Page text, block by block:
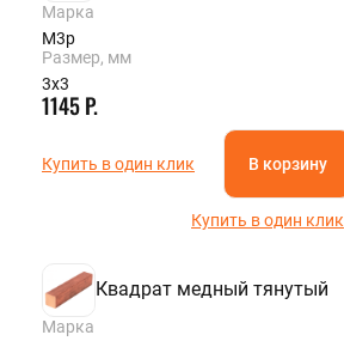
Марка
М3р
Размер, мм
3х3
1145 Р.
Купить в один клик В корзину
Купить в один клик
Квадрат медный тянутый
Марка